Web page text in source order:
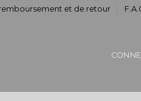
et de retour